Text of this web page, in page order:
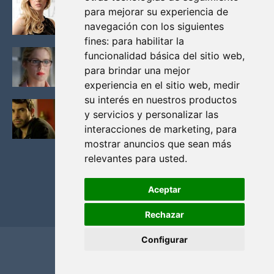
para mejorar su experiencia de
navegación con los siguientes
fines: para habilitar la
funcionalidad básica del sitio web,
para brindar una mejor
experiencia en el sitio web, medir
su interés en nuestros productos
y servicios y personalizar las
interacciones de marketing, para
mostrar anuncios que sean más
relevantes para usted.
Aceptar
Rechazar
Configurar
VIKINGOS
Junio 14, 2013
FELICITY (EMILY BETT RICKARDS), LAS FOTOS
MAS BONITAS DE LA ALIADA DE ARROW
Noviembre 30, 2013
BLACK MIRROR: TODA TU HISTORIA. EPISODIO 3.
LA CRITICA
Mayo 17, 2012
Privacidad y cookies
Contacto